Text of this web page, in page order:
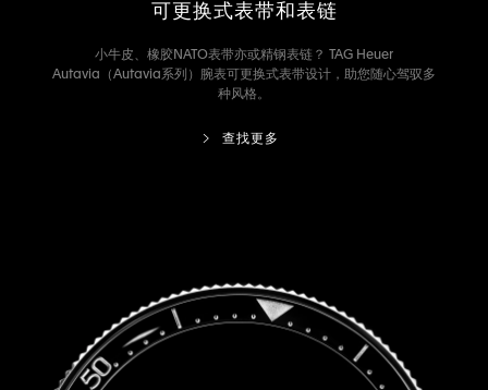
可更换式表带和表链
小牛皮、橡胶NATO表带亦或精钢表链？ TAG Heuer
Autavia（Autavia系列）腕表可更换式表带设计，助您随心驾驭多
种风格。
查找更多